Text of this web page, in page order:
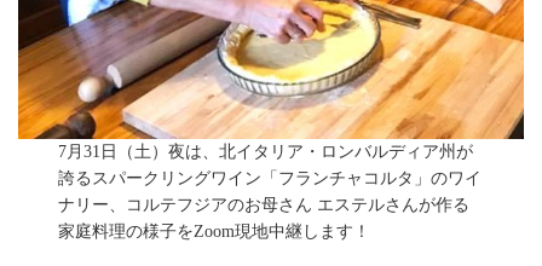
7月31日（土）夜は、北イタリア・ロンバルディア州が
誇るスパークリングワイン「フランチャコルタ」のワイ
ナリー、コルテフジアのお母さん エステルさんが作る
家庭料理の様子をZoom現地中継します！